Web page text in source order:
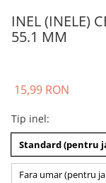
INEL (INELE)
55.1 MM
15,99 RON
Tip inel:
Standard (pentru
Fara umar (pentru